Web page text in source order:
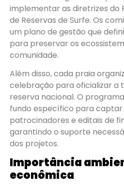
implementar as diretrizes do
de Reservas de Surfe. Os
um plano de gestão que
para preservar os
comunidade.
Além disso, cada praia
celebração para oficializar a
reserva nacional. O
fundo específico para captar
patrocinadores e editais de
garantindo o suporte
dos projetos.
Importância
econômica